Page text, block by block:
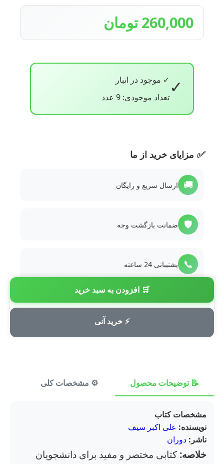
260,000 تومان
✓ ✓ موجود در انبار
تعداد موجودی: 9 عدد
🛒 افزودن به سبد خرید
⚡ خرید آنی
✅ مزایای خرید از ما
🚚 ارسال سریع و رایگان
🛡️ ضمانت بازگشت وجه
📞 پشتیبانی 24 ساعته
💳 پرداخت امن
📝 توضیحات محصول ⚙️ مشخصات کلی
مشخصات کتاب
نویسنده: علی اکبر سیف
ناشر: دوران
خلاصه: کتابی مختصر و مفید برای دانشجویان